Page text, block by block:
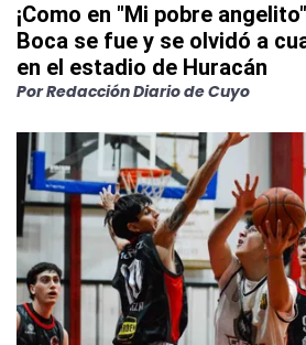
¡Como en "Mi pobre
Boca se fue y se olvidó a
en el estadio de Huracán
PorRedacción Diario de Cuyo